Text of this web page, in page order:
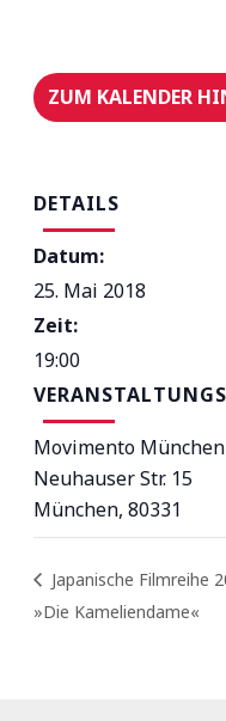
ZUM KALENDER
DETAILS
Datum:
25. Mai 2018
Zeit:
19:00
Movimento München
Neuhauser Str. 15
München, 80331
Japanische Filmreihe
»Die Kameliendame«